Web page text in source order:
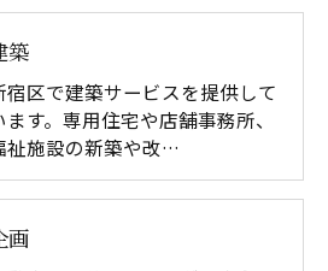
築
宿区で建築サービスを提供して
ます。専用住宅や店舗事務所、
祉施設の新築や改…
画